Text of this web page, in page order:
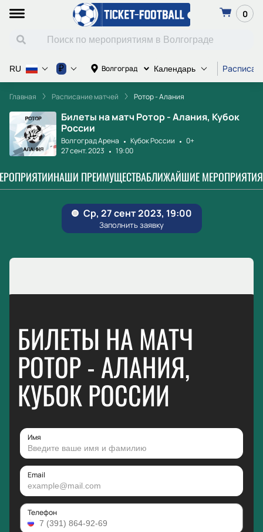
0
Волгоград Календарь
RU ₽
Главная Расписание матчей Ротор - Алания
Билеты на матч Ротор - Алания, Кубок
России
Волгоград Арена Кубок России
0+
27 сент. 2023
19:00
НАШИ ПРЕИМУЩЕСТВАБЛИЖАЙШИЕ МЕРОПРИЯТИЯ
БИЛЕТЫ НА МАТЧ
РОТОР - АЛАНИЯ,
КУБОК РОССИИ
Имя
Email
Телефон